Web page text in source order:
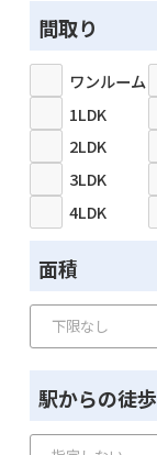
間取り
ワンルーム
1LDK
2LDK
3LDK
4LDK
面積
駅からの徒歩